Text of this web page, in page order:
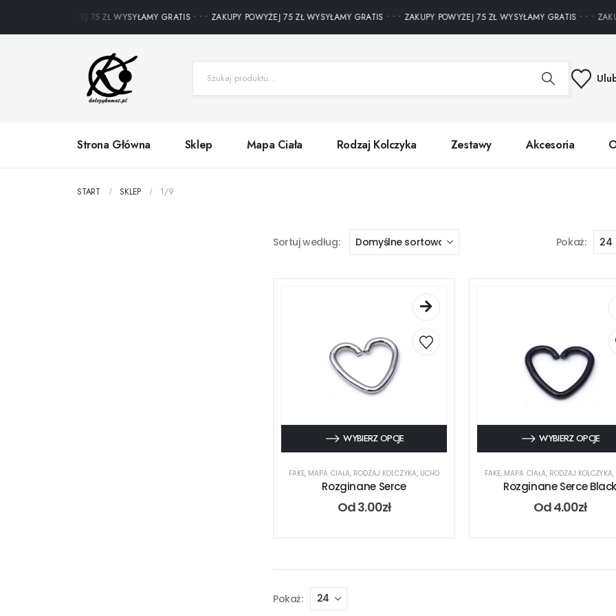
ZAKUPY POWYŻEJ 75 ZŁ WYSYŁAMY GRATIS • • • ZAKUPY POWYŻEJ 75 ZŁ WYSYŁAMY GRATIS • • • ZAKUPY POWYŻEJ 75 ZŁ WYSYŁAMY GRATIS • • •
Strona Główna Sklep Mapa Ciała Rodzaj Kolczyka Zestawy Akcesoria
START SKLEP 1/9
Sortuj według: Pokaż:
WYBIERZ OPCJE
FAKE, MAPA CIAŁA, RODZAJ KOLCZYKA, UCHO
Rozginane Serce
Od3.00zł
WYBIERZ OPCJE
FAKE, MAPA CIAŁA, RODZAJ KOLCZYKA,
Rozginane Serce Black
Od4.00zł
Pokaż: